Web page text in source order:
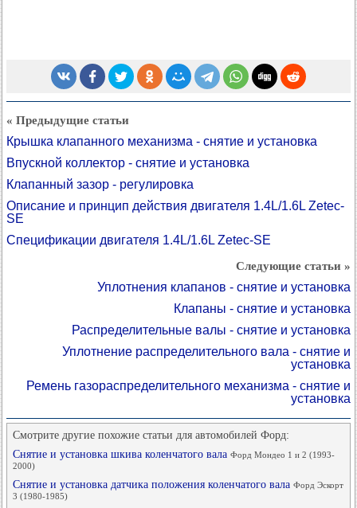
« Предыдущие статьи
Крышка клапанного механизма - снятие и установка
Впускной коллектор - снятие и установка
Клапанный зазор - регулировка
Описание и принцип действия двигателя 1.4L/1.6L Zetec-
SE
Спецификации двигателя 1.4L/1.6L Zetec-SE
Следующие статьи »
Уплотнения клапанов - снятие и установка
Клапаны - снятие и установка
Распределительные валы - снятие и установка
Уплотнение распределительного вала - снятие и
установка
Ремень газораспределительного механизма - снятие и
установка
Смотрите другие похожие статьи для автомобилей Форд:
Снятие и установка шкива коленчатого вала Форд Мондео 1 и 2 (1993-
2000)
Снятие и установка датчика положения коленчатого вала Форд Эскорт
3 (1980-1985)